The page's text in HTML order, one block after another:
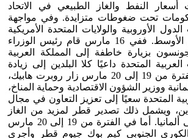
أسعار النفط والغاز الطبيعي في الاتحاد
تحت ضغوطات متزايدة. وفي مواجهة
الأوروبية والولايات المتحدة الأمريكية
أنظارها إلى الشرق الأوسط. ففي 16 مارس قام رئيس الوزراء
بزيارة خاطفة إلى المملكة العربية
العربية المتحدة داعيًا كلا البلدين إلى زيادة
إنتاج النفط. وفي الفترة من 19 إلى 20 مارس زار روبرت هابيك،
ووزير الشؤون الاقتصادية وحماية المناخ،
المتحدة سعيًا إلى تعزيز التعاون في مجال
ويشمل ذلك تصدير قطر لمزيد من الغاز
الطبيعي المسال إلى ألمانيا. أما في الفترة من 19 إلى 20 مارس
الجنوبي كيم بوك جيوم قطر وأجرى